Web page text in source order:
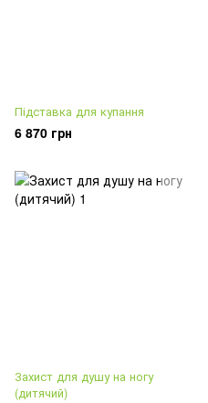
Підставка для купання
6 870 грн
Захист для душу на ногу
(дитячий)